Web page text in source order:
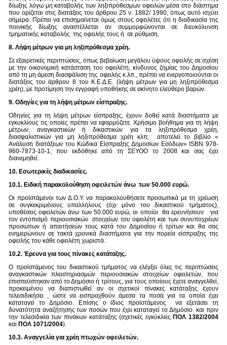
δίωξης λόγω μη καταβολής των ληξιπρόθεσμων οφειλών μέσα στο διάστημα
που ορίζεται στις διατάξεις του άρθρου 25 ν. 1882/ 1990, όπως αυτό ισχύει
σήμερα. Πρέπει να επισημαίνεται όμως στους οφειλέτες ότι η διαδικασία της
ποινικής δίωξης αναστέλλεται αν συμμορφώνονται σε διευκόλυνση
τμηματικής καταβολής της οφειλής τους ή σε ρύθμιση.
8. Λήψη μέτρων για μη ληξιπρόθεσμα χρέη.
Σε εξαιρετικές περιπτώσεις, όπως βεβαίωση μεγάλου ύψους οφειλής σε σχέση
με την οικονομική κατάσταση του οφειλέτη, κίνδυνος ζημίας του Δημοσίου
από τη μη άμεση διασφάλιση της οφειλής κ.λπ., πρέπει να ενεργοποιούνται οι
διατάξεις του άρθρου 8 του Κ.Ε.Δ.Ε. (λήψη μέτρων για μη ληξιπρόθεσμα
χρέη), με προτίμηση την εγγραφή υποθήκης σε ακίνητο ελεύθερο βαρών.
9. Οδηγίες για τη λήψη μέτρων είσπραξης.
Οδηγίες για τη λήψη μέτρων είσπραξης, έχουν δοθεί κατά διαστήματα με
εγκυκλίους τις οποίες πρέπει να εφαρμόζετε. Χρήσιμο βοήθημα για τη λήψη
μέτρων, αναγκαστικών ή δικαστικών για τα ληξιπρόθεσμα χρέη,
διασφαλιστικών για μη ληξιπρόθεσμα χρέη κλπ, αποτελεί το βιβλίο «
Ανάλυση διατάξεων του Κώδικα Είσπραξης Δημοσίων Εσόδων» ISBN 978-
960-7873-10-1, που εκδόθηκε από τη ΣΕΥΟΟ το 2008 και σας έχει
διανεμηθεί.
10. Εσωτερικές διαδικασίες.
10.1. Ειδική παρακολούθηση οφειλετών άνω των 50.000 ευρώ.
Οι προϊστάμενοι των Δ.Ο.Υ. να παρακολουθήσετε προσωπικά με τη χρέωση
σε συγκεκριμένους υπαλλήλους (όχι μόνο του δικαστικού τμήματος),
υποθέσεις οφειλετών άνω των 50.000 ευρώ, οι οποίοι θα ερευνήσουν για
τον εντοπισμό περιουσιακών στοιχείων του οφειλέτη και των συνυποχρέων
προσώπων ή απαιτήσεών τους κατά του Δημοσίου ή τρίτων και θα σας
ενημερώνουν σε τακτά χρονικά διαστήματα για την πορεία είσπραξης της
οφειλής του κάθε οφειλέτη χωριστά.
10.2. Έρευνα για τους πίνακες κατάταξης.
Ο προϊστάμενος του δικαστικού τμήματος να ελέγξει όλες τις περιπτώσεις
αναγκαστικών πλειστηριασμών περιουσιακών στοιχείων οφειλετών, που
επισπεύστηκαν από το Δημόσιο ή τρίτους, για τους οποίους έχετε αναγγελθεί,
προκειμένου να διαπιστωθεί αν οι σχετικοί πίνακες κατάταξης έχουν
τελεσιδικήσει , ώστε να εισπραχθούν άμεσα τα ποσά για τα οποία έχει
καταταγεί το Δημόσιο. Επίσης ο ίδιος προϊστάμενος να εξετάσει τη
δυνατότητα αναζήτησης των ποσών που έχει καταταγεί το Δημόσιο και πριν
την τελεσιδικία των πινάκων κατάταξης (σχετικές εγκύκλιες ΠΟΛ 1382/2004
και ΠΟΛ 1071/2004).
10.3. Αναγγελία για χρέη πτωχών οφειλετών.